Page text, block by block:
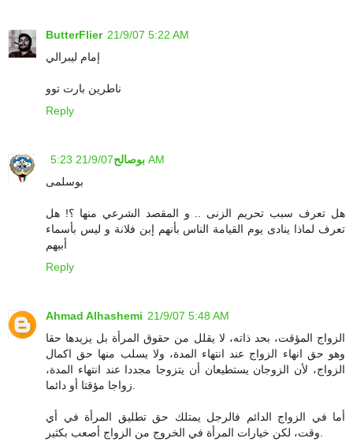
ButterFlier 21/9/07 5:22 AM
إمام ليبرالي
ناطرين بارت توو
Reply
بوصالح 21/9/07 5:23 AM
بوسلمى
هل تعرف سبب تحريم الزنى .. و المقصد الشرعي منها ؟! هل
تعرف لماذا ينادى يوم القيامة الناس بأنهم إبن فلانة و ليس بأسماء
أبيهم
Reply
Ahmad Alhashemi 21/9/07 5:48 AM
الزواج المؤقت، بحد ذاته، لا يقلل من حقوق المرأة بل يزيدها حقا
وهو حق انهاء الزواج عند انتهاء المدة، ولا يسلب منها حق اكمال
الزواج، لأن الزوجان يستطيعان أن يتزوجا مجددا عند انتهاء المدة،
أما في الزواج الدائم فالرجل يمتلك حق تطليق المرأة في أي